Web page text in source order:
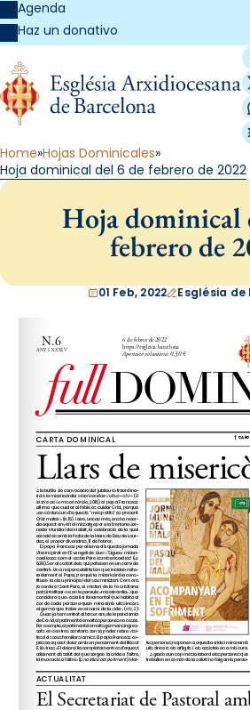
Agenda
Haz un donativo
Home Hojas Dominicales
Hoja dominical del 6 de febrero de 2022
Hoja dominical
febrero de
01 Feb, 2022 Església de